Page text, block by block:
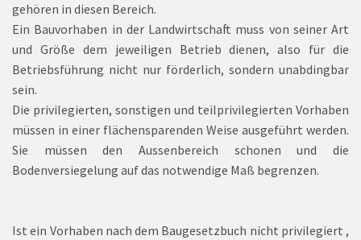
gehören in diesen Bereich.
Ein Bauvorhaben in der Landwirtschaft muss von seiner Art
und Größe dem jeweiligen Betrieb dienen, also für die
Betriebsführung nicht nur förderlich, sondern unabdingbar
sein.
Die privilegierten, sonstigen und teilprivilegierten Vorhaben
müssen in einer flächensparenden Weise ausgeführt werden.
Sie müssen den Aussenbereich schonen und die
Bodenversiegelung auf das notwendige Maß begrenzen.
Ist ein Vorhaben nach dem Baugesetzbuch nicht privilegiert ,